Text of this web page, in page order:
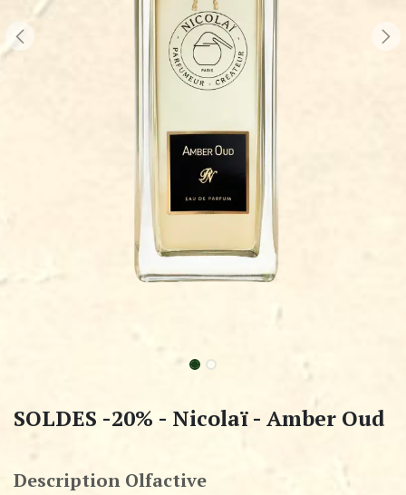
SOLDES -20% - Nicolaï - Amber Oud
Description Olfactive